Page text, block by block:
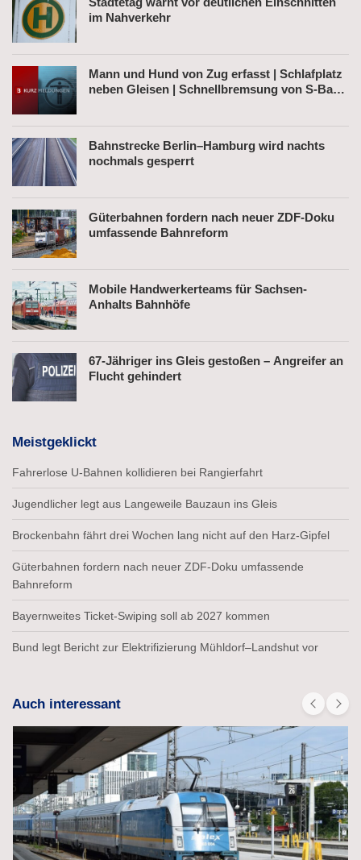
im Nahverkehr
Mann und Hund von Zug erfasst | Schlafplatz
neben Gleisen | Schnellbremsung von S-Bahn
Bahnstrecke Berlin–Hamburg wird nachts
nochmals gesperrt
Güterbahnen fordern nach neuer ZDF-Doku
umfassende Bahnreform
Mobile Handwerkerteams für Sachsen-
Anhalts Bahnhöfe
67-Jähriger ins Gleis gestoßen – Angreifer an
Flucht gehindert
Meistgeklickt
Fahrerlose U-Bahnen kollidieren bei Rangierfahrt
Jugendlicher legt aus Langeweile Bauzaun ins Gleis
Brockenbahn fährt drei Wochen lang nicht auf den Harz-Gipfel
Güterbahnen fordern nach neuer ZDF-Doku umfassende
Bahnreform
Bayernweites Ticket-Swiping soll ab 2027 kommen
Bund legt Bericht zur Elektrifizierung Mühldorf–Landshut vor
Auch interessant